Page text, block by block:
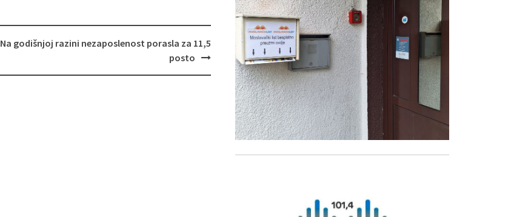
Na godišnjoj razini nezaposlenost porasla za 11,5
posto